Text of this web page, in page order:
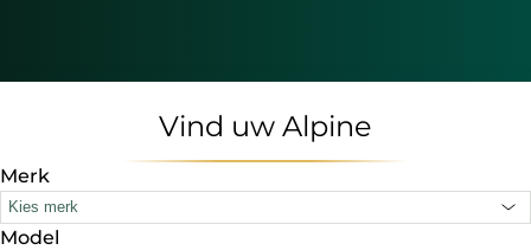
Vind uw Alpine
Merk
Kies merk
Model